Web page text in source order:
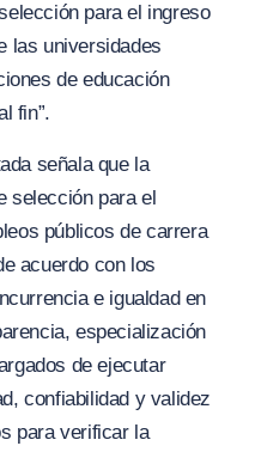
para el ingreso
las universidades
de educación
fin”.
señala que la
selección para el
públicos de carrera
acuerdo con los
e igualdad en
especialización
de ejecutar
confiabilidad y validez
para verificar la